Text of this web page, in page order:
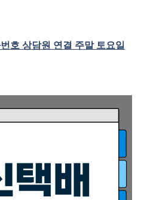
호 상담원 연결 주말 토요일